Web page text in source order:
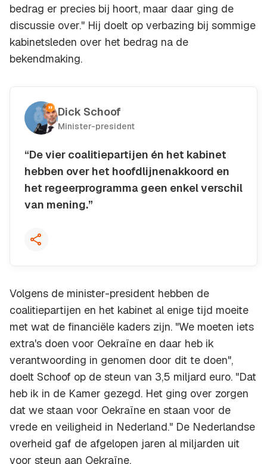
bedrag er precies bij hoort, maar daar ging de
discussie over." Hij doelt op verbazing bij sommige
kabinetsleden over het bedrag na de
bekendmaking.
Dick Schoof
Minister-president
“De vier coalitiepartijen én het kabinet
hebben over het hoofdlijnenakkoord en
het regeerprogramma geen enkel verschil
van mening.”
Kopieer quote
Volgens de minister-president hebben de
coalitiepartijen en het kabinet al enige tijd moeite
met wat de financiële kaders zijn. "We moeten iets
extra's doen voor Oekraïne en daar heb ik
verantwoording in genomen door dit te doen",
doelt Schoof op de steun van 3,5 miljard euro. "Dat
heb ik in de Kamer gezegd. Het ging over zorgen
dat we staan voor Oekraïne en staan voor de
vrede en veiligheid in Nederland." De Nederlandse
overheid gaf de afgelopen jaren al miljarden uit
voor steun aan Oekraïne.